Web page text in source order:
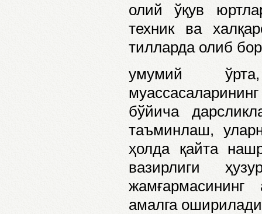
олий ўқув
техник ва
тилларда олиб
умумий ўрта,
бўйича
таъминлаш,
ҳолда қайта
вазирлиги
амалга